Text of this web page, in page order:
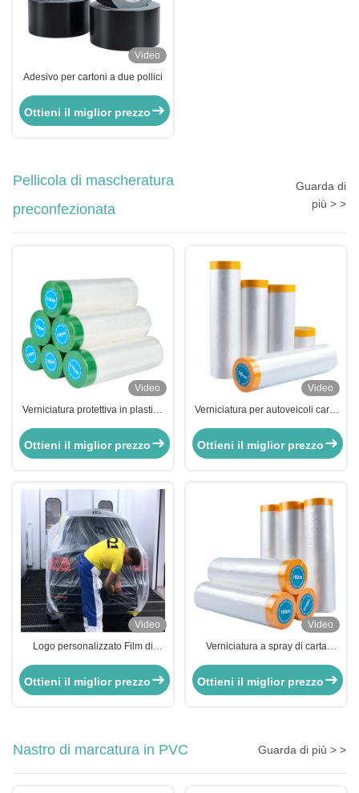
Video
Adesivo per cartoni a due pollici
Ottieni il miglior prezzo
Pellicola di mascheratura
preconfezionata
Guarda di
più > >
Video
Verniciatura protettiva in plastica
Ottieni il miglior prezzo
Video
Verniciatura per autoveicoli carta
Verniciatura trasparente
Ottieni il miglior prezzo
Video
Logo personalizzato Film di
trasparente Film di mascheratura
automobilistica per la verniciatura
Ottieni il miglior prezzo
Video
Verniciatura a spray di carta
mascheratura per auto in HDPE
con carta Washi
Ottieni il miglior prezzo
Nastro di marcatura in PVC Guarda di più > >